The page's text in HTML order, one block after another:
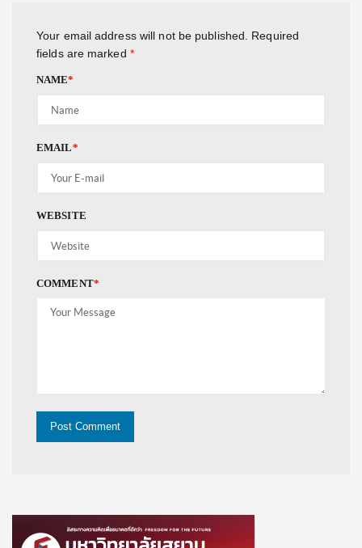
Your email address will not be published. Required
fields are marked *
NAME*
EMAIL*
WEBSITE
COMMENT*